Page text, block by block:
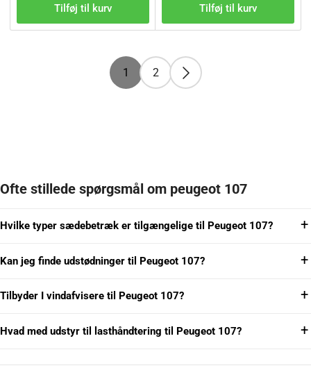
Tilføj til kurv Tilføj til kurv
1 2
Ofte stillede spørgsmål om peugeot 107
Hvilke typer sædebetræk er tilgængelige til Peugeot 107?
Kan jeg finde udstødninger til Peugeot 107?
Tilbyder I vindafvisere til Peugeot 107?
Hvad med udstyr til lasthåndtering til Peugeot 107?